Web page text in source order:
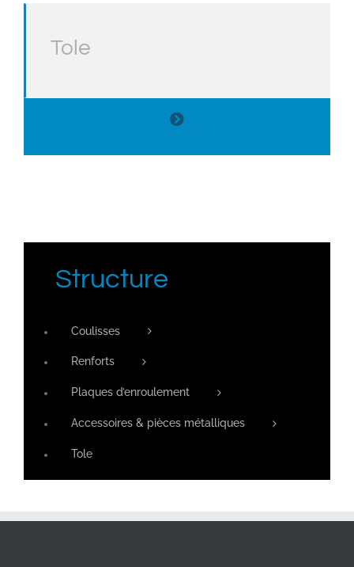
Tole
Structure
Coulisses
Renforts
Plaques d’enroulement
Accessoires & pièces métalliques
Tole